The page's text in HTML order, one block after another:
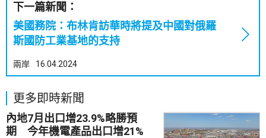
下一篇新聞：
美國務院：布林肯訪華時將提及中國對俄羅
斯國防工業基地的支持
兩岸 16.04.2024
更多即時新聞
內地7月出口增23.9%略勝預
期 今年機電產品出口增21%